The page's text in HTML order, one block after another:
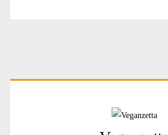
Primary